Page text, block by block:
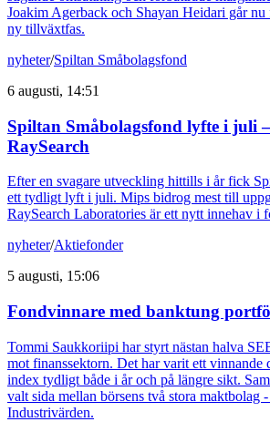
Joakim Agerback och Shayan Heidari går nu
ny tillväxtfas.
nyheter/Spiltan Småbolagsfond
6 augusti, 14:51
Spiltan Småbolagsfond lyfte i juli
RaySearch
Efter en svagare utveckling hittills i år fick
ett tydligt lyft i juli. Mips bidrog mest till
RaySearch Laboratories är ett nytt innehav i
nyheter/Aktiefonder
5 augusti, 15:06
Fondvinnare med banktung
Tommi Saukkoriipi har styrt nästan halva
mot finanssektorn. Det har varit ett vinnande
index tydligt både i år och på längre sikt.
valt sida mellan börsens två stora maktbolag
Industrivärden.